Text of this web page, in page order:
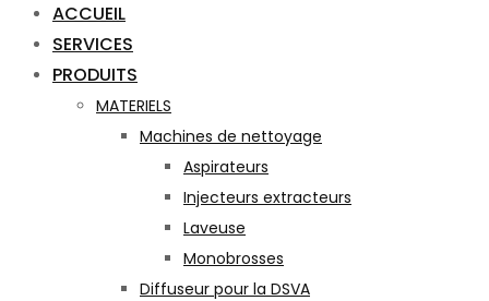
ACCUEIL
SERVICES
PRODUITS
MATERIELS
Machines de nettoyage
Aspirateurs
Injecteurs extracteurs
Laveuse
Monobrosses
Diffuseur pour la DSVA